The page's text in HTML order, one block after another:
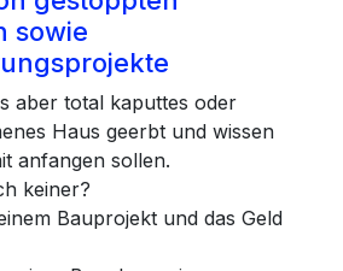
sowie
aber total kaputtes oder
Haus geerbt und wissen
anfangen sollen.
keiner?
Bauprojekt und das Geld